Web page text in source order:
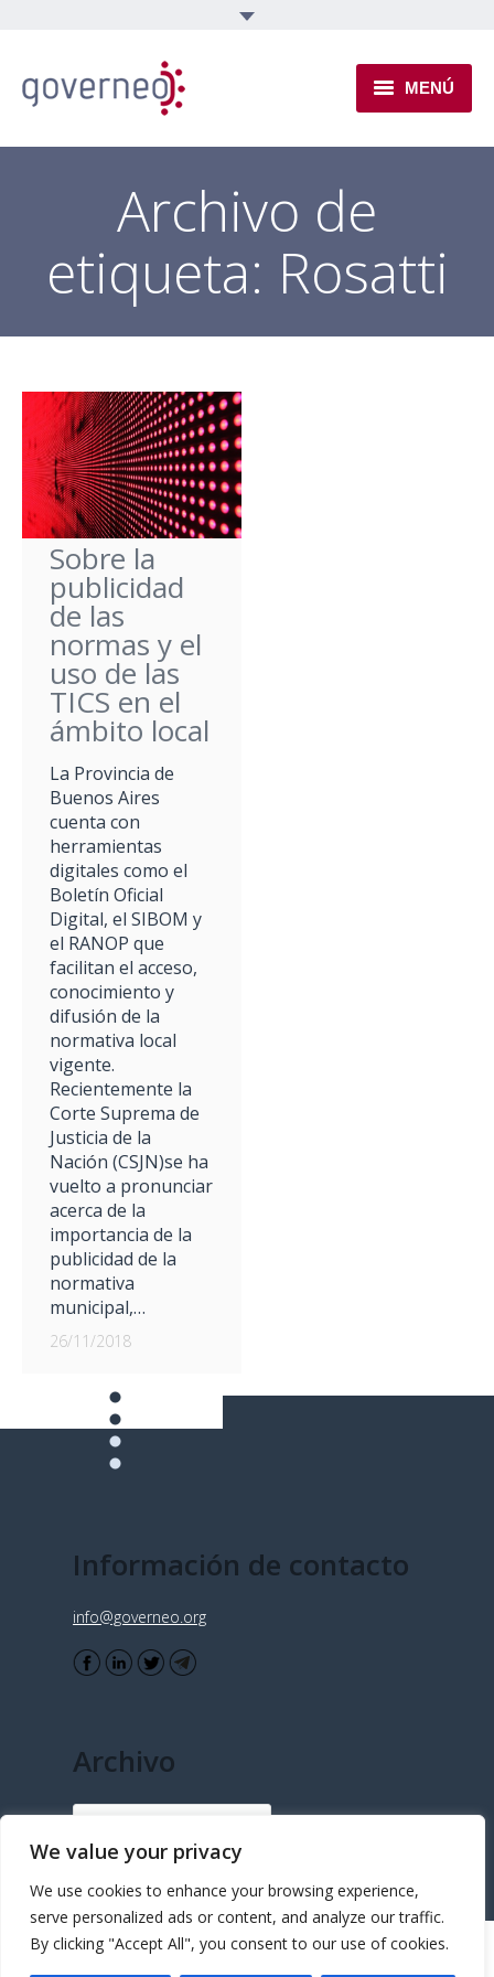
We value your privacy
We use cookies to enhance your browsing experience,
serve personalized ads or content, and analyze our traffic.
By clicking "Accept All", you consent to our use of cookies.
MENÚ
INSTITUCIONAL
EJES TEMÁTICOS
NOVEDADES
Archivo de
etiqueta: Rosatti
Sobre la
publicidad
de las
normas y el
uso de las
TICS en el
ámbito local
La Provincia de
Buenos Aires
cuenta con
herramientas
digitales como el
Boletín Oficial
Digital, el SIBOM y
el RANOP que
facilitan el acceso,
conocimiento y
difusión de la
normativa local
vigente.
Recientemente la
Corte Suprema de
Justicia de la
Nación (CSJN)se ha
vuelto a pronunciar
acerca de la
importancia de la
publicidad de la
normativa
municipal,…
26/11/2018
Información de contacto
info@governeo.org
Archivo
Archivo